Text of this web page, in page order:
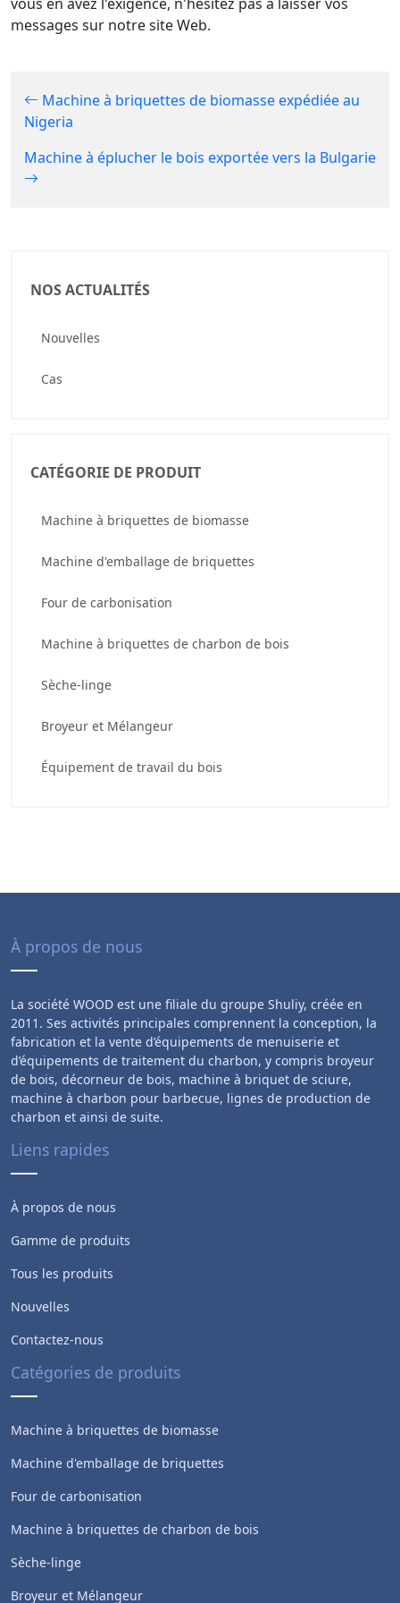
NOS ACTUALITÉS
Nouvelles
Cas
CATÉGORIE DE PRODUIT
Machine à briquettes de biomasse
Machine d'emballage de briquettes
Four de carbonisation
Machine à briquettes de charbon de bois
Sèche-linge
Broyeur et Mélangeur
Équipement de travail du bois
messages sur notre site Web.
Machine à briquettes de biomasse expédiée au
Nigeria
Machine à éplucher le bois exportée vers la Bulgarie
À propos de nous
La société WOOD est une filiale du groupe Shuliy, créée en
2011. Ses activités principales comprennent la conception, la
fabrication et la vente d’équipements de menuiserie et
d’équipements de traitement du charbon, y compris broyeur
de bois, décorneur de bois, machine à briquet de sciure,
machine à charbon pour barbecue, lignes de production de
charbon et ainsi de suite.
Liens rapides
À propos de nous
Gamme de produits
Tous les produits
Nouvelles
Contactez-nous
Catégories de produits
Machine à briquettes de biomasse
Machine d'emballage de briquettes
Four de carbonisation
Machine à briquettes de charbon de bois
Sèche-linge
Broyeur et Mélangeur